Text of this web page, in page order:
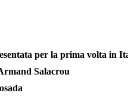
per la prima volta in
Salacrou